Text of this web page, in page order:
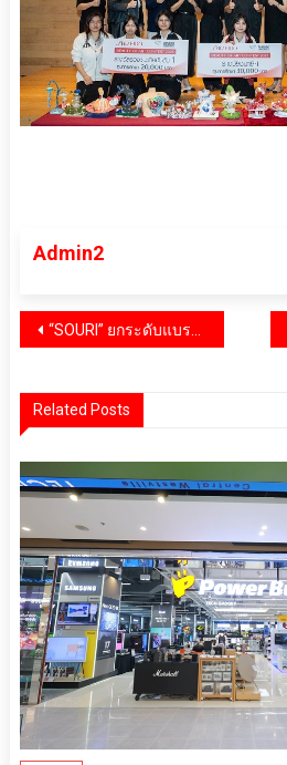
Admin2
แนะแนว
“SOURI” ยกระดับแบรนด์ขนมหวานพรีเมียมสู่แลนด์มาร์กแห่งรสชาติและไลฟ์สไตล์ ปักหมุดสาขา Stand Alone แห่งแรกบนถนน “บรรทัดทอง”
Related Posts